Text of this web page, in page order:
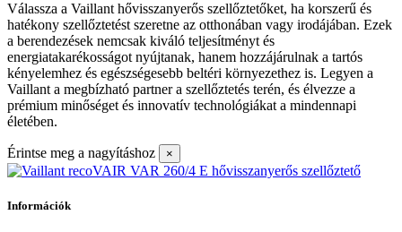
Válassza a Vaillant hővisszanyerős szellőztetőket, ha korszerű és
hatékony szellőztetést szeretne az otthonában vagy irodájában. Ezek
a berendezések nemcsak kiváló teljesítményt és
energiatakarékosságot nyújtanak, hanem hozzájárulnak a tartós
kényelemhez és egészségesebb beltéri környezethez is. Legyen a
Vaillant a megbízható partner a szellőztetés terén, és élvezze a
prémium minőséget és innovatív technológiákat a mindennapi
életében.
Érintse meg a nagyításhoz ×
Információk